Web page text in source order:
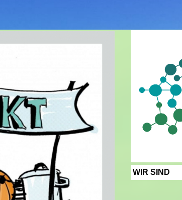
WIR SIND